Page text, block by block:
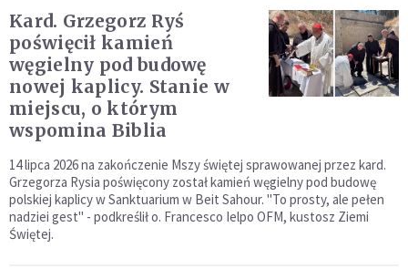
Kard. Grzegorz Ryś
poświęcił kamień
węgielny pod budowę
nowej kaplicy. Stanie w
miejscu, o którym
wspomina Biblia
14 lipca 2026 na zakończenie Mszy świętej sprawowanej przez kard.
Grzegorza Rysia poświęcony został kamień węgielny pod budowę
polskiej kaplicy w Sanktuarium w Beit Sahour. "To prosty, ale pełen
nadziei gest" - podkreślił o. Francesco Ielpo OFM, kustosz Ziemi
Świętej.